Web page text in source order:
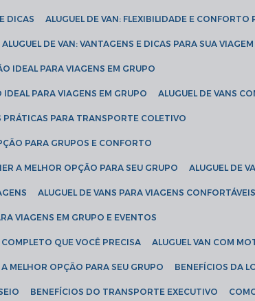
DICAS ALUGUEL DE VAN: FLEXIBILIDADE E CONFORTO
ALUGUEL DE VAN: VANTAGENS E DICAS PARA SUA VIAGEM
IDEAL PARA VIAGENS EM GRUPO
IDEAL PARA VIAGENS EM GRUPO ALUGUEL DE VANS
PRÁTICAS PARA TRANSPORTE COLETIVO
PARA GRUPOS E CONFORTO
A MELHOR OPÇÃO PARA SEU GRUPO ALUGUEL DE
ALUGUEL DE VANS PARA VIAGENS CONFORTÁVEIS
VIAGENS EM GRUPO E EVENTOS
QUE VOCÊ PRECISA ALUGUEL VAN COM
A MELHOR OPÇÃO PARA SEU GRUPO BENEFÍCIOS DA
BENEFÍCIOS DO TRANSPORTE EXECUTIVO